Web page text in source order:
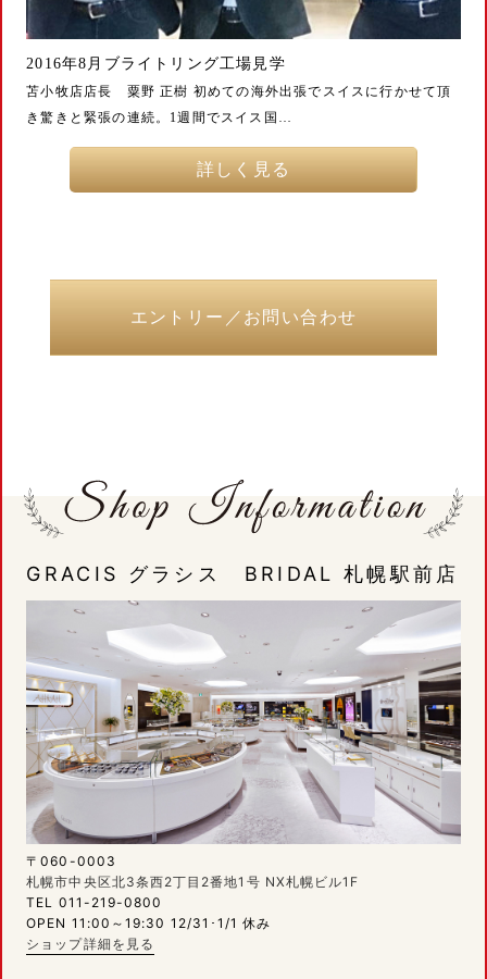
2016年8月ブライトリング工場見学
苫小牧店店長 粟野 正樹 初めての海外出張でスイスに行かせて頂
き驚きと緊張の連続。1週間でスイス国…
詳しく見る
エントリー／お問い合わせ
GRACIS グラシス BRIDAL 札幌駅前店
〒060-0003
札幌市中央区北3条西2丁目2番地1号 NX札幌ビル1F
TEL 011-219-0800
OPEN 11:00～19:30 12/31･1/1 休み
ショップ詳細を見る